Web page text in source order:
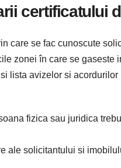
certificatului
care se fac cunoscute
zonei în care se gaseste
lista avizelor si
fizica sau juridica
ale solicitantului si